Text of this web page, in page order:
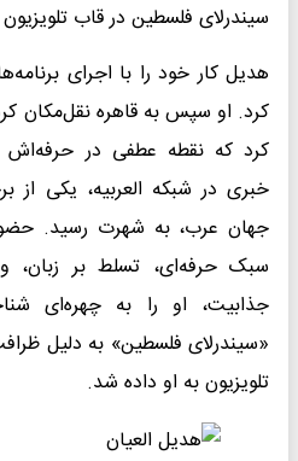
سیندرلای فلسطین در قاب تلویزیون
هدیل کار خود را با اجرای
کرد. او سپس به قاهره نقل‌مکان
کرد که نقطه عطفی در حرفه‌اش
خبری در شبکه العربیه، یکی از
جهان عرب، به شهرت رسید.
سبک حرفه‌ای، تسلط بر زبان، و
جذابیت، او را به چهره‌ای
«سیندرلای فلسطین» به دلیل
تلویزیون به او داده شد.